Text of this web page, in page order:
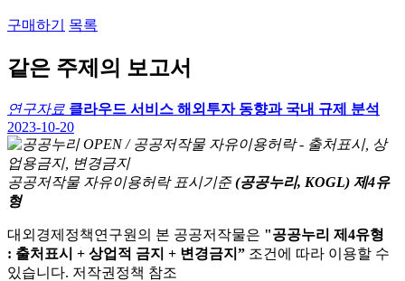
구매하기 목록
같은 주제의 보고서
연구자료 클라우드 서비스 해외투자 동향과 국내 규제 분석
2023-10-20
공공저작물 자유이용허락 표시기준 (공공누리, KOGL) 제4유
형
대외경제정책연구원의 본 공공저작물은 "공공누리 제4유형
: 출처표시 + 상업적 금지 + 변경금지” 조건에 따라 이용할 수
있습니다. 저작권정책 참조